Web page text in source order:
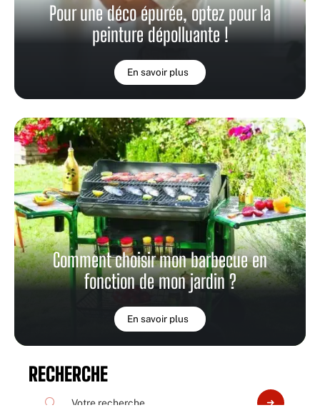
Pour une déco épurée, optez pour la
peinture dépolluante !
En savoir plus
Comment choisir mon barbecue en
fonction de mon jardin ?
En savoir plus
RECHERCHE